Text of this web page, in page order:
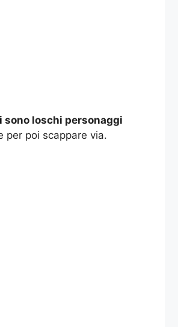
sono loschi personaggi
per poi scappare via.